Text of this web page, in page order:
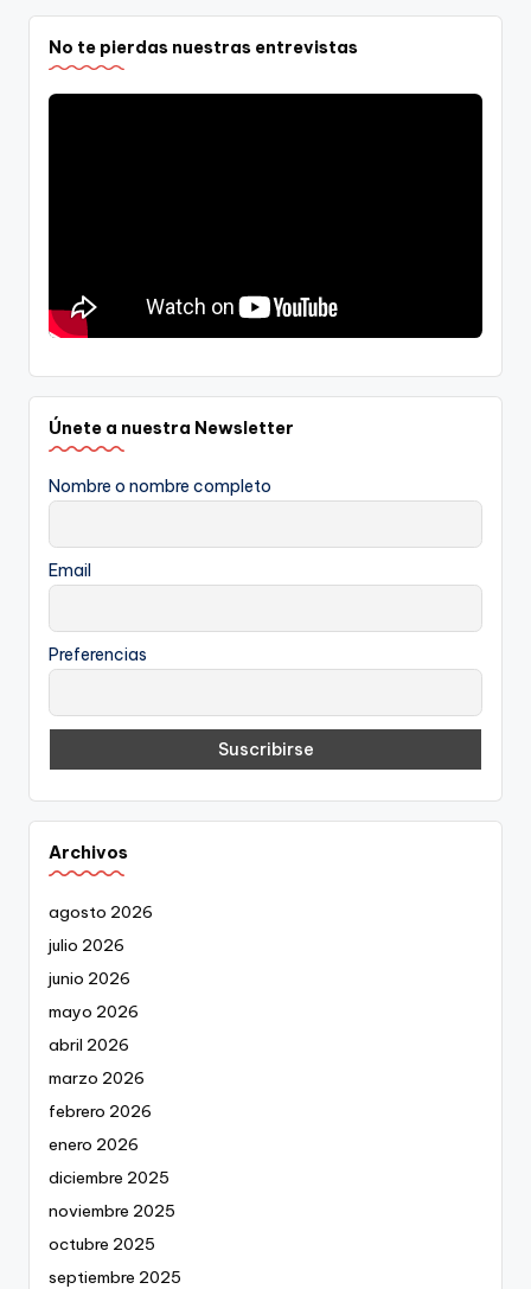
No te pierdas nuestras entrevistas
Únete a nuestra Newsletter
Nombre o nombre completo
Email
Preferencias
Archivos
agosto 2026
julio 2026
junio 2026
mayo 2026
abril 2026
marzo 2026
febrero 2026
enero 2026
diciembre 2025
noviembre 2025
octubre 2025
septiembre 2025